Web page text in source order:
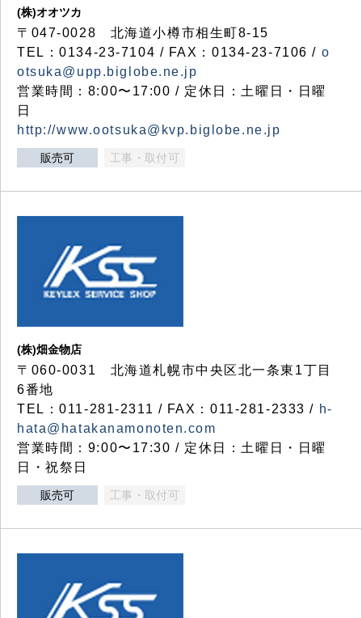
(株)オオツカ
〒047-0028 北海道小樽市相生町8-15
TEL：0134-23-7104 / FAX：0134-23-7106 / o
otsuka@upp.biglobe.ne.jp
営業時間：8:00〜17:00 / 定休日：土曜日・日曜
日
http://www.ootsuka@kvp.biglobe.ne.jp
販売可 工事・取付可
(株)畑金物店
〒060-0031 北海道札幌市中央区北一条東1丁目
6番地
TEL：011-281-2311 / FAX：011-281-2333 / h-
hata@hatakanamonoten.com
営業時間：9:00〜17:30 / 定休日：土曜日・日曜
日・祝祭日
販売可 工事・取付可